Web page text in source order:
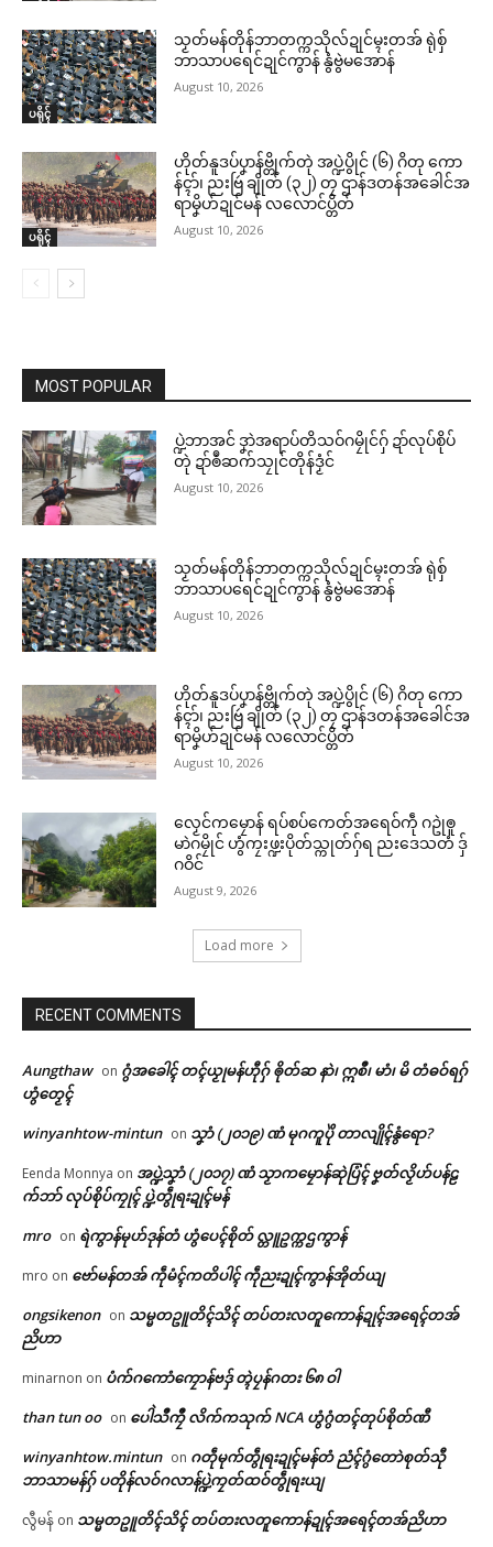
ဌာန်ပရိုၚ်ဗၠးၜးမန်
🏛 လညာတ်ပါ်ပဲါ
ညးဒါန်လိက်
ဗွဳဒဳယဵု
ကေတ်အဆက်
Related
ဘာကောန်ဂကူမန်ဂမၠိုၚ် ဂိတုမေ
(၂၅) ဏံ စဒုၚ်တဲပအပ်ဘာရောၚ်
May 21, 2026
In "ပရိုၚ်"
ကွးဘာတန်မူလ ဘာကောန်ဂကူ
မန် ဒးသွဟ် Placement Test ဂှ်
ဂွိၚ်ဖေက်ဒှ်ခက်ခုဲ
အခိၚ်ပံက်ဘာ သှေ်ဒၟံၚ်ဗၞတ်ကဵုသ
ပရိုၚ်
သၟတ်မန်တိုန်ဘာတက္ကသိုလ်ဍုင်မ္ၚးတအ် ရုဲစှ်
ဘာသာပရေင်ဍုင်ကွာန် နွံဗွဲမအောန်
August 10, 2026
ပရိုၚ်
ဟိုတ်နူဒပ်ပၞာန်ဗ္တိုက်တုဲ အပ္ဍဲပွိုင် (၆) ဂိတု ကော
န်ၚာ်၊ ညးဗြဴ ချိုတ် (၃၂) တၠ ဌာန်ဒတန်အခေါင်အ
ရာမၞိဟ်ဍုင်မန် လလောင်ပ္တိတ်
August 10, 2026
MOST POPULAR
ပ္ဍဲဘာအင် ဒၞာဲအရာပ်တိသဝ်ဂမၠိုင်ဂှ် ဍာ်လုပ်စိုပ်
တုဲ ဍာ်ၜဳဆက်သၠုင်တိုန်ဒၟံင်
August 10, 2026
သၟတ်မန်တိုန်ဘာတက္ကသိုလ်ဍုင်မ္ၚးတအ် ရုဲစှ်
ဘာသာပရေင်ဍုင်ကွာန် နွံဗွဲမအောန်
August 10, 2026
ဟိုတ်နူဒပ်ပၞာန်ဗ္တိုက်တုဲ အပ္ဍဲပွိုင် (၆) ဂိတု ကော
န်ၚာ်၊ ညးဗြဴ ချိုတ် (၃၂) တၠ ဌာန်ဒတန်အခေါင်အ
ရာမၞိဟ်ဍုင်မန် လလောင်ပ္တိတ်
August 10, 2026
လၟေင်ကမၠောန် ရပ်စပ်ကေတ်အရေဝ်ကဵု ဂဥုဲၜူ
မာဲဂမၠိုင် ဟွံကၠးဖ္ဍးပိုတ်သ္ကုတ်ဂှ်ရ ညးဒေသတံ ဒှ်
ဂဝိင်
August 9, 2026
Load more
RECENT COMMENTS
Aungthaw on ဂွံအခေါၚ် တၚ်ယၟုမန်ဟီုဂှ် ၜိုတ်ဆ နာဲ၊ ဣစဳ၊ မာံ၊ မိ တံဓဝ်ရဂှ်
ဟွံတၟေၚ်
winyanhtow-mintun on သၞာံ (၂၀၁၉) ဏံ မုဂကူပိုဲ တာလျိုၚ်နွံရော?
Eenda Monnya on အပ္ဍဲသၞာံ (၂၀၁၇) ဏံ သၟာကမၠောန်ဆုဲပြံၚ် ဗၞတ်လၟိဟ်ပန်ဠ
က်ဘာ် လုပ်စိုပ်ကၠုၚ် ပ္ဍဲတွဵုရးဍုၚ်မန်
mro on ရဲကွာန်မုဟ်ဒုန်တံ ဟွံပေၚ်စိုတ် လ္တူဥက္ကဌကွာန်
mro on ဗော်မန်တအ် ကဵုမံၚ်ကတိပါၚ် ကဵုညးဍုၚ်ကွာန်အိုတ်ယျ
ongsikenon on သမ္မတဥူတိၚ်သိၚ် တပ်တးလတူကောန်ဍုၚ်အရေၚ်တအ်
ညိဟာ
minarnon on ပံက်ဂကောံကၠောန်ဗဒှ် တ္ၚဲပၠန်ဂတး ၆၈ ဝါ
than tun oo on ပေါဲသဳကၠဳ လိက်ကသုက် NCA ဟွံဂွံတၚ်တုပ်စိုတ်ဏီ
winyanhtow.mintun on ဂတဵုမုက်တွဵုရးဍုၚ်မန်တံ ညံၚ်ဂွံတောဲစုတ်သီု
ဘာသာမန်ဂှ် ပတိုန်လဝ်ဂလာန်ပ္ဍဲကၠတ်ထဝ်တွဵုရးယျ
လွီမန် on သမ္မတဥူတိၚ်သိၚ် တပ်တးလတူကောန်ဍုၚ်အရေၚ်တအ်ညိဟာ